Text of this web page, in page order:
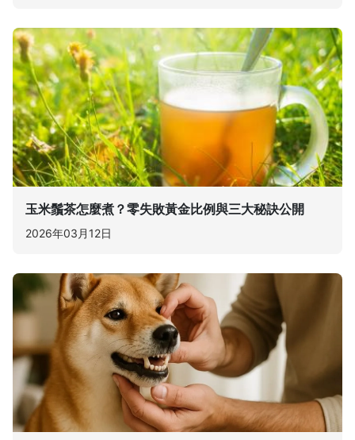
玉米鬚茶怎麼煮？零失敗黃金比例與三大秘訣公開
2026年03月12日